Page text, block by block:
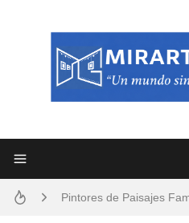
Pintores de Paisajes